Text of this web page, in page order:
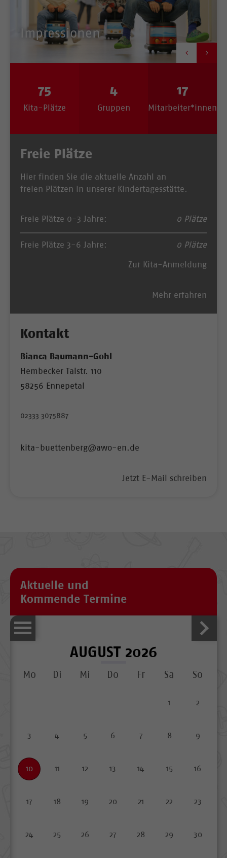
 
Impressionen
75
Kita-Plätze
4
Gruppen
17
Mitarbeiter*innen
Freie Plätze
Hier finden Sie die aktuelle Anzahl an
freien Plätzen in unserer Kindertagesstätte.
Freie Plätze 0-3 Jahre: 0 Plätze
Freie Plätze 3-6 Jahre: 0 Plätze
Mehr erfahren
Zur Kita-Anmeldung
Kontakt
Bianca Baumann-Gohl
Hembecker Talstr. 110
58256 Ennepetal
02333 3075887
kita-buettenberg@awo-en.de
Jetzt E-Mail schreiben
Aktuelle und
Kommende Termine
AUGUST 2026
Mo Di Mi Do Fr Sa So
1 2
3 4 5 6 7 8 9
10 11 12 13 14 15 16
17 18 19 20 21 22 23
24 25 26 27 28 29 30